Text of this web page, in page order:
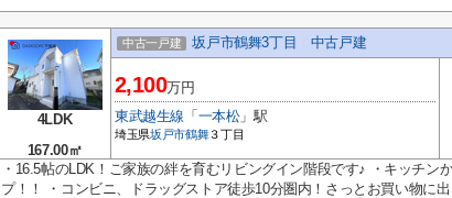
4LDK
167.00㎡
中古一戸建 坂戸市鶴舞3丁目 中古戸建
2,100万円
東武越生線 「 一本松」駅
埼玉県坂戸市鶴舞３丁目
・16.5帖のLDK！ご家族の絆を育むリビングイン階段です♪ ・キッチン
プ！！ ・コンビニ、ドラッグストア徒歩10分圏内！さっとお買い物に